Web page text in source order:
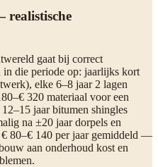
realistische
gaat bij correct
in die periode op: jaarlijks kort
elke 6–8 jaar 2 lagen
320 materiaal voor een
jaar bitumen shingles
na ±20 jaar dorpels en
80–€ 140 per jaar gemiddeld —
aan onderhoud kost en